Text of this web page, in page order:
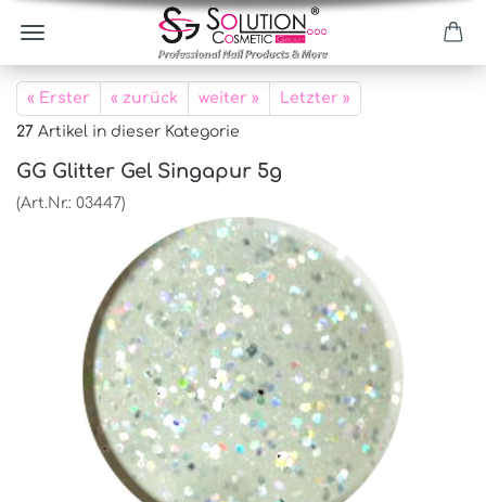
« Erster « zurück weiter » Letzter »
27 Artikel in dieser Kategorie
GG Glitter Gel Singapur 5g
(Art.Nr.: 03447)